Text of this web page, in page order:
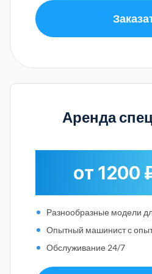
Аренда
от 1200
Разнообразные модели
Опытный машинист с
Обслуживание 24/7